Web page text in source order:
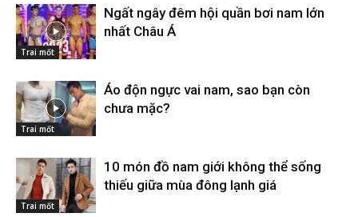
Trai mốt
Ngất ngây đêm hội quần bơi nam lớn
nhất Châu Á
Trai mốt
Áo độn ngực vai nam, sao bạn còn
chưa mặc?
Trai mốt
10 món đồ nam giới không thể sống
thiếu giữa mùa đông lạnh giá